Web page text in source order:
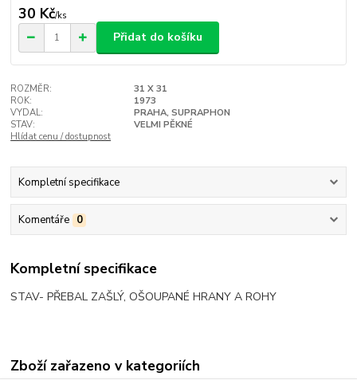
30 Kč/ks
Přidat do košíku
ROZMĚR:
31 X 31
ROK:
1973
VYDAL:
PRAHA, SUPRAPHON
STAV:
VELMI PĚKNÉ
Hlídat cenu / dostupnost
Kompletní specifikace
Komentáře 0
Kompletní specifikace
STAV- PŘEBAL ZAŠLÝ, OŠOUPANÉ HRANY A ROHY
Zboží zařazeno v kategoriích